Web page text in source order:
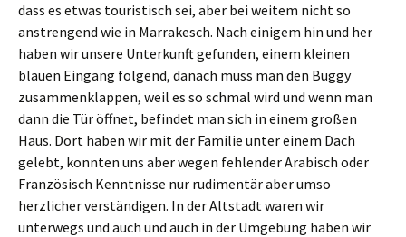
dass es etwas touristisch sei, aber bei weitem nicht so
anstrengend wie in Marrakesch. Nach einigem hin und her
haben wir unsere Unterkunft gefunden, einem kleinen
blauen Eingang folgend, danach muss man den Buggy
zusammenklappen, weil es so schmal wird und wenn man
dann die Tür öffnet, befindet man sich in einem großen
Haus. Dort haben wir mit der Familie unter einem Dach
gelebt, konnten uns aber wegen fehlender Arabisch oder
Französisch Kenntnisse nur rudimentär aber umso
herzlicher verständigen. In der Altstadt waren wir
unterwegs und auch und auch in der Umgebung haben wir